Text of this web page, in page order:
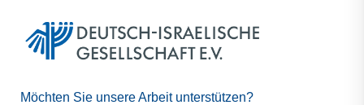
Möchten Sie unsere Arbeit unterstützen?